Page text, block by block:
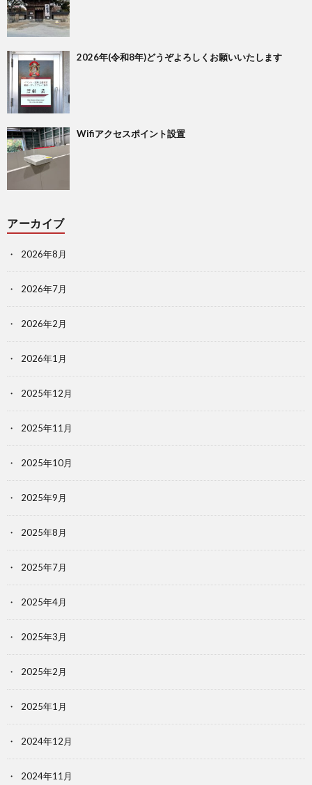
2026年(令和8年)どうぞよろしくお願いいたします
Wifiアクセスポイント設置
アーカイブ
2026年8月
2026年7月
2026年2月
2026年1月
2025年12月
2025年11月
2025年10月
2025年9月
2025年8月
2025年7月
2025年4月
2025年3月
2025年2月
2025年1月
2024年12月
2024年11月